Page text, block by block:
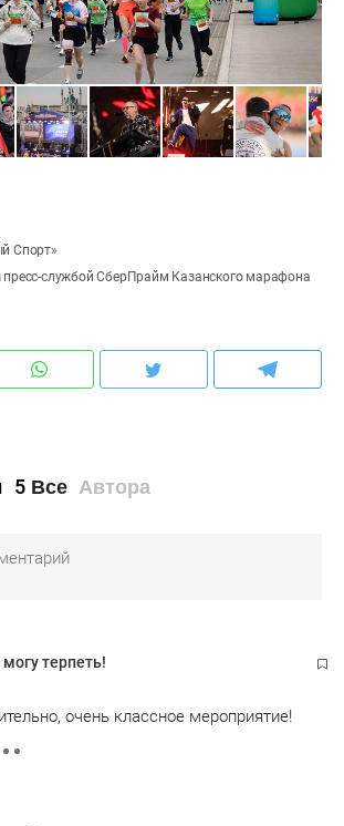
Спорт»
службой СберПрайм Казанского марафона
5 Все Автора
терпеть!
очень классное мероприятие!